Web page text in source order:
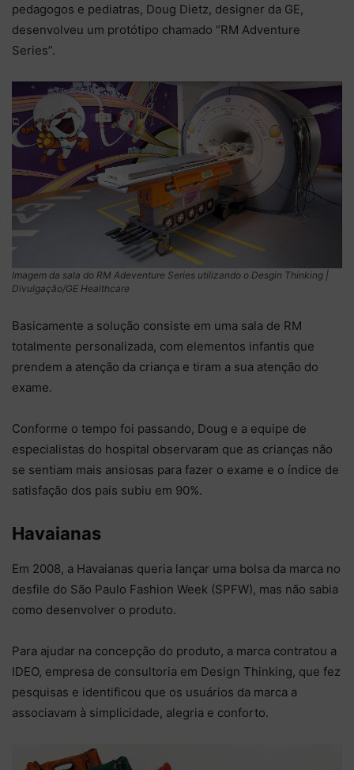
pedagogos e pediatras, Doug Dietz, designer da GE,
desenvolveu um protótipo chamado “RM Adventure
Series”.
Imagem da sala do RM Adeventure Series utilizando o Desgin Thinking |
Divulgação/GE Healthcare
Basicamente a solução consiste em uma sala de RM
totalmente personalizada, com elementos infantis que
prendem a atenção da criança e tiram a sua atenção do
exame.
Conforme o tempo foi passando, Doug e a equipe de
especialistas do hospital observaram que as crianças não
se sentiam mais ansiosas para fazer o exame e o índice de
satisfação dos pais subiu em 90%.
Havaianas
Em 2008, a Havaianas queria lançar uma bolsa da marca no
desfile do São Paulo Fashion Week (SPFW), mas não sabia
como desenvolver o produto.
Para ajudar na concepção do produto, a marca contratou a
IDEO, empresa de consultoria em Design Thinking, que fez
pesquisas e identificou que os usuários da marca a
associavam à simplicidade, alegria e conforto.